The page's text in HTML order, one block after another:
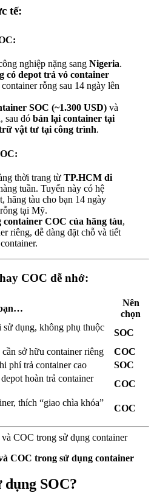
tế:
nghiệp nặng sang Nigeria.
có depot trả vỏ container
rỗng sau 14 ngày lên
SOC (~1.300 USD) và
sau đó bán lại container tại
vật tư tại công trình.
thời trang từ TP.HCM đi
tuần. Tuyến này có hệ
hãng tàu cho bạn 14 ngày
tại Mỹ.
container COC của hãng tàu,
riêng, dễ dàng đặt chỗ và tiết
COC dễ nhớ:
Nên
chọn
dụng, không phụ thuộc
SOC
sở hữu container riêng
COC
phí trả container cao
SOC
hoàn trả container
COC
thích “giao chìa khóa”
COC
COC trong sử dụng container
SOC?